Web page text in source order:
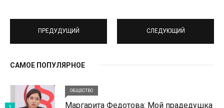
ПРЕДУДУЩИЙ СЛЕДУЮЩИЙ
САМОЕ ПОПУЛЯРНОЕ
ОБЩЕСТВО
Маргарита Федотова: Мой прадедушка